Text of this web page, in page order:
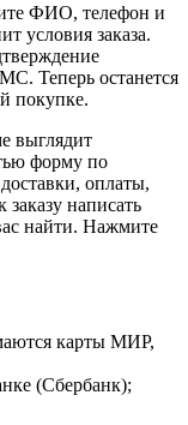
ФИО, телефон и
условия заказа.
Теперь останется
покупке.
выглядит
форму по
оплаты,
написать
найти. Нажмите
карты МИР,
(Сбербанк);